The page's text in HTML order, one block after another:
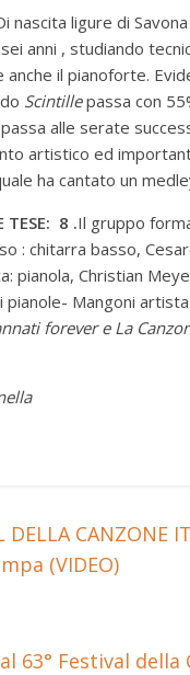
nascita ligure di
anni , studiando
anche il pianoforte.
Scintillepassa con
alle serate
artistico ed
ha cantato un
TESE: 8 .Il gruppo
: chitarra basso,
pianola, Christian
pianole- Mangoni
forever e La
DELLA CANZONE
(VIDEO)
63° Festival della